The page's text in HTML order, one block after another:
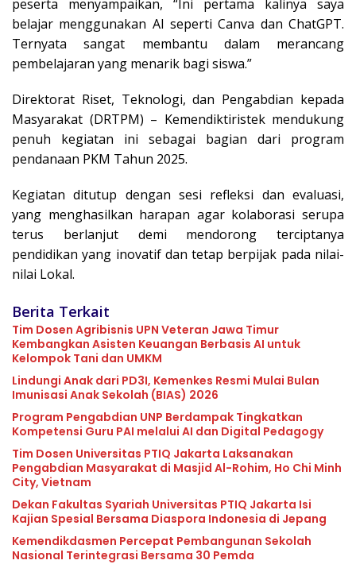
peserta menyampaikan, “Ini pertama kalinya saya
belajar menggunakan AI seperti Canva dan ChatGPT.
Ternyata sangat membantu dalam merancang
pembelajaran yang menarik bagi siswa.”
Direktorat Riset, Teknologi, dan Pengabdian kepada
Masyarakat (DRTPM) – Kemendiktiristek mendukung
penuh kegiatan ini sebagai bagian dari program
pendanaan PKM Tahun 2025.
Kegiatan ditutup dengan sesi refleksi dan evaluasi,
yang menghasilkan harapan agar kolaborasi serupa
terus berlanjut demi mendorong terciptanya
pendidikan yang inovatif dan tetap berpijak pada nilai-
nilai Lokal.
Berita Terkait
Tim Dosen Agribisnis UPN Veteran Jawa Timur
Kembangkan Asisten Keuangan Berbasis AI untuk
Kelompok Tani dan UMKM
Lindungi Anak dari PD3I, Kemenkes Resmi Mulai Bulan
Imunisasi Anak Sekolah (BIAS) 2026
Program Pengabdian UNP Berdampak Tingkatkan
Kompetensi Guru PAI melalui AI dan Digital Pedagogy
Tim Dosen Universitas PTIQ Jakarta Laksanakan
Pengabdian Masyarakat di Masjid Al-Rohim, Ho Chi Minh
City, Vietnam
Dekan Fakultas Syariah Universitas PTIQ Jakarta Isi
Kajian Spesial Bersama Diaspora Indonesia di Jepang
Kemendikdasmen Percepat Pembangunan Sekolah
Nasional Terintegrasi Bersama 30 Pemda